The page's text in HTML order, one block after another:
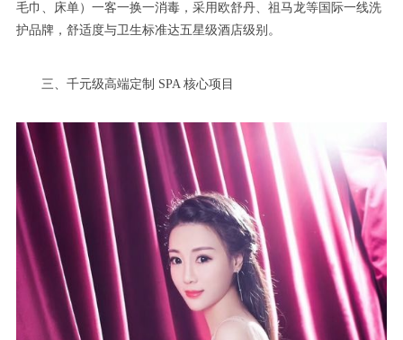
毛巾、床单）一客一换一消毒，采用欧舒丹、祖马龙等国际一线洗
护品牌，舒适度与卫生标准达五星级酒店级别。
三、千元级高端定制 SPA 核心项目